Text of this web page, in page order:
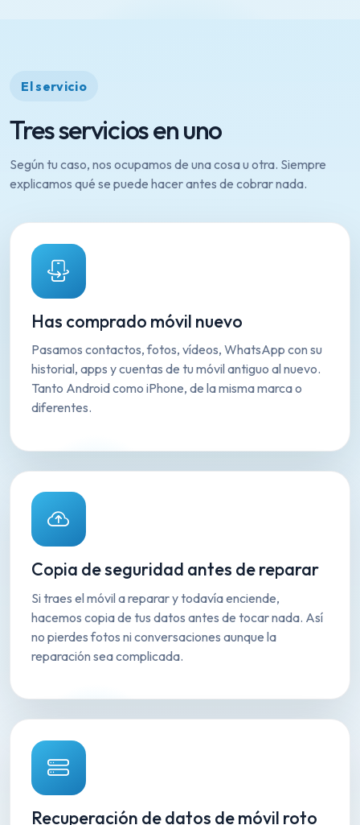
El servicio
Tres servicios en uno
Según tu caso, nos ocupamos de una cosa u otra. Siempre
explicamos qué se puede hacer antes de cobrar nada.
Has comprado móvil nuevo
Pasamos contactos, fotos, vídeos, WhatsApp con su
historial, apps y cuentas de tu móvil antiguo al nuevo.
Tanto Android como iPhone, de la misma marca o
diferentes.
Copia de seguridad antes de reparar
Si traes el móvil a reparar y todavía enciende,
hacemos copia de tus datos antes de tocar nada. Así
no pierdes fotos ni conversaciones aunque la
reparación sea complicada.
Recuperación de datos de móvil roto